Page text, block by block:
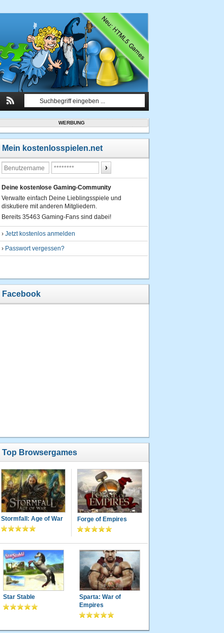
WERBUNG
Mein kostenlosspielen.net
Deine kostenlose Gaming-Community
Verwalte einfach Deine Lieblingsspiele und
diskutiere mit anderen Mitgliedern.
Bereits 35463 Gaming-Fans sind dabei!
› Jetzt kostenlos anmelden
› Passwort vergessen?
Facebook
Top Browsergames
Stormfall: Age of War Forge of Empires
Star Stable
Sparta: War of
Empires